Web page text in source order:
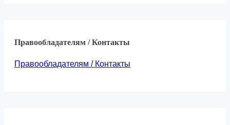
Правообладателям / Контакты
Правообладателям / Контакты